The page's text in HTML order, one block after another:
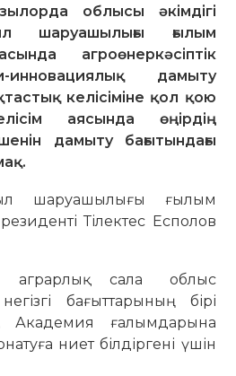
облысы әкімдігі
ғылым
агроөнеркәсіптік
инновациялық дамыту
келісіміне қол қою
аясында өңірдің
дамыту бағытындағы
шаруашылығы ғылым
Тілектес Есполов
сала облыс
бағыттарының бірі
Академия ғалымдарына
ниет білдіргені үшін